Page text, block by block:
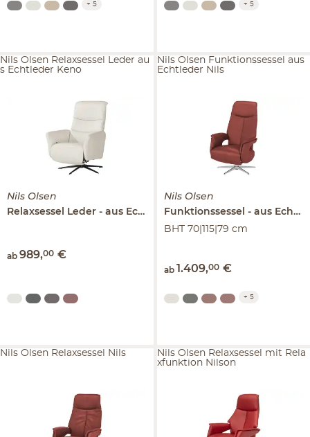
+ 5 + 5
Nils Olsen
Relaxsessel Leder aus Echtleder Keno
ab 989,00 €
Nils Olsen Relaxsessel Leder au
s Echtleder Keno
Nils Olsen
Funktionssessel
aus Echtleder
BHT 70|115|79 cm
ab 1.409,00 €
Nils Olsen Funktionssessel aus
Echtleder Nils
+ 5
Nils Olsen Relaxsessel Nils
Nils Olsen Relaxsessel mit Rela
xfunktion Nilson